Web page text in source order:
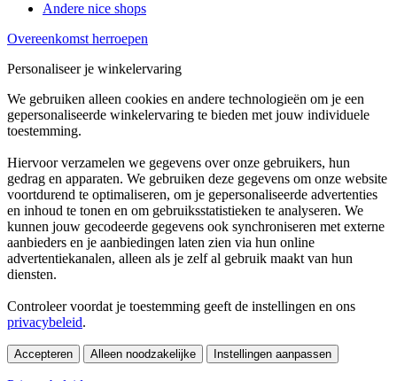
Andere nice shops
Overeenkomst herroepen
Personaliseer je winkelervaring
We gebruiken alleen cookies en andere technologieën om je een
gepersonaliseerde winkelervaring te bieden met jouw individuele
toestemming.
Hiervoor verzamelen we gegevens over onze gebruikers, hun
gedrag en apparaten. We gebruiken deze gegevens om onze website
voortdurend te optimaliseren, om je gepersonaliseerde advertenties
en inhoud te tonen en om gebruiksstatistieken te analyseren. We
kunnen jouw gecodeerde gegevens ook synchroniseren met externe
aanbieders en je aanbiedingen laten zien via hun online
advertentiekanalen, alleen als je zelf al gebruik maakt van hun
diensten.
Controleer voordat je toestemming geeft de instellingen en ons
privacybeleid.
Accepteren Alleen noodzakelijke Instellingen aanpassen